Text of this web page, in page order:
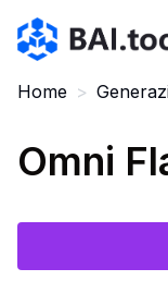
Bai.tools
Home >
Omni